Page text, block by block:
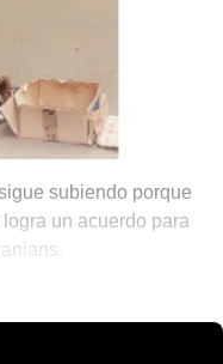
subiendo porque
un acuerdo para